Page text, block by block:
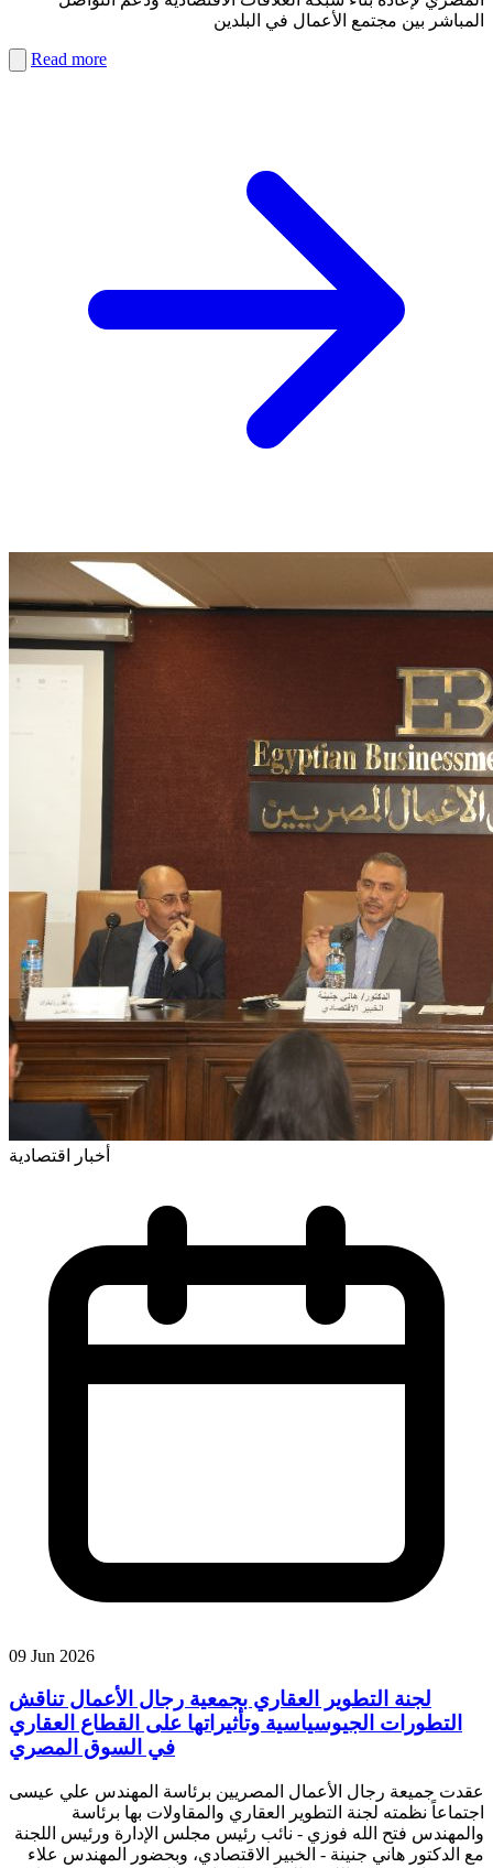
المباشر بين مجتمع الأعمال في البلدين
Read more
أخبار اقتصادية
09 Jun 2026
لجنة التطوير العقاري بجمعية رجال الأعمال تناقش
التطورات الجيوسياسية وتأثيراتها على القطاع العقاري
في السوق المصري
عقدت جميعة رجال الأعمال المصريين برئاسة المهندس علي عيسى
اجتماعاً نظمته لجنة التطوير العقاري والمقاولات بها برئاسة
والمهندس فتح الله فوزي - نائب رئيس مجلس الإدارة ورئيس اللجنة
مع الدكتور هاني جنينة - الخبير الاقتصادي، وبحضور المهندس علاء